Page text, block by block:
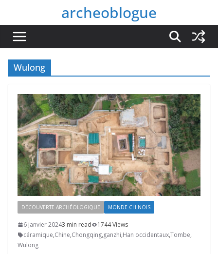
contenu
archeoblogue
Wulong
DÉCOUVERTE ARCHÉOLOGIQUE MONDE CHINOIS
6 janvier 20243 min read
1744 Views
céramique,Chine,Chongqing,ganzhi,Han occidentaux,Tombe,
Wulong